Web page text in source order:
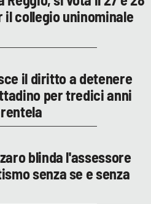
collegio uninominale
il diritto a detenere
per tredici anni
blinda l'assessore
senza se e senza